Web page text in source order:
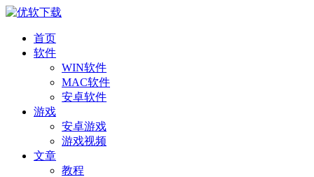
首页
软件
WIN软件
MAC软件
安卓软件
游戏
安卓游戏
游戏视频
文章
教程